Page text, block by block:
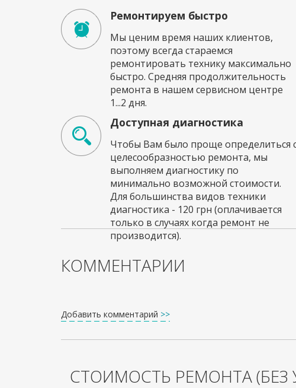
Ремонтируем быстро
Мы ценим время наших клиентов,
поэтому всегда стараемся
ремонтировать технику максимально
быстро. Средняя продолжительность
ремонта в нашем сервисном центре
1...2 дня.
Доступная диагностика
Чтобы Вам было проще определиться
целесообразностью ремонта, мы
выполняем диагностику по
минимально возможной стоимости.
Для большинства видов техники
диагностика - 120 грн (оплачивается
только в случаях когда ремонт не
производится).
КОММЕНТАРИИ
Добавить комментарий >>
СТОИМОСТЬ РЕМОНТА(БЕЗ